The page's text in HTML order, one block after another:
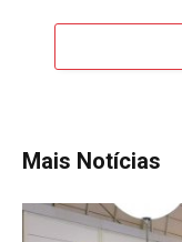
Mais Notícias